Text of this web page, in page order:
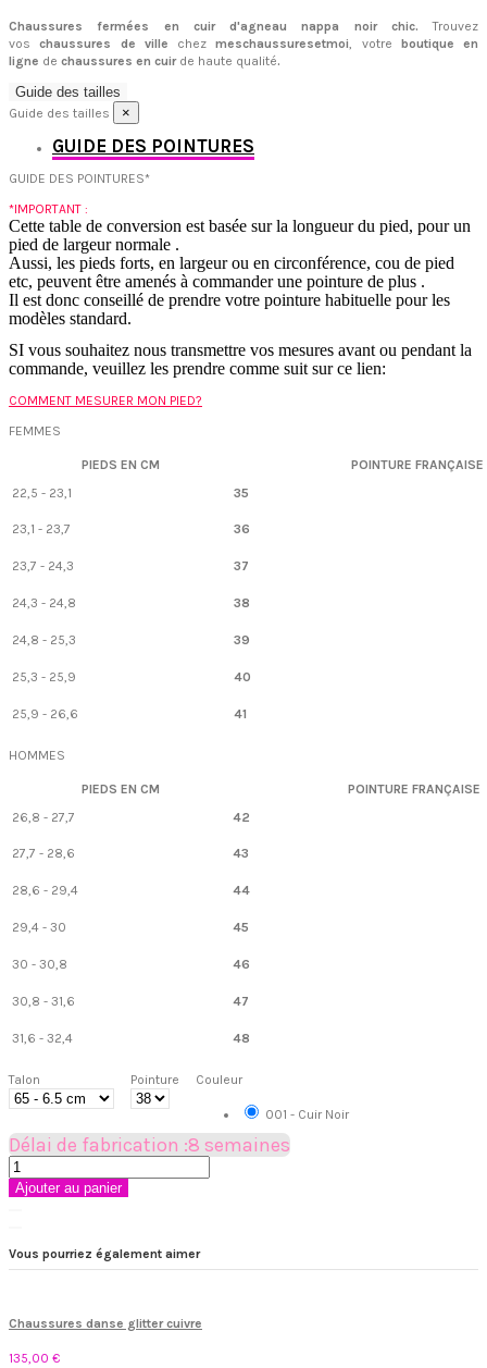
Chaussures fermées en cuir d'agneau nappa noir chic.Trouvez
voschaussures de ville chezmeschaussuresetmoi, votre boutique en
ligne de chaussures en cuirde haute qualité.
Guide des tailles
Guide des tailles ×
GUIDE DES POINTURES
GUIDE DES POINTURES*
*IMPORTANT :
Cette table de conversion est basée sur la longueur du pied, pour un
pied de largeur normale .
Aussi, les pieds forts, en largeur ou en circonférence, cou de pied
etc, peuvent être amenés à commander une pointure de plus .
Il est donc conseillé de prendre votre pointure habituelle pour les
modèles standard.
SI vous souhaitez nous transmettre vos mesures avant ou pendant la
commande, veuillez les prendre comme suit sur ce lien:
COMMENT MESURER MON PIED?
FEMMES
PIEDS EN CM
POINTURE FRANÇAISE
22,5 - 23,1
35
23,1 - 23,7 36
23,7 - 24,3 37
24,3 - 24,8 38
24,8 - 25,3 39
25,3 - 25,9 40
25,9 - 26,6 41
HOMMES
PIEDS EN CM
POINTURE FRANÇAISE
26,8 - 27,7
42
27,7 - 28,6 43
28,6 - 29,4 44
29,4 - 30 45
30 - 30,8 46
30,8 - 31,6 47
31,6 - 32,4 48
Talon Pointure Couleur
001 - Cuir Noir
Délai de fabrication :8 semaines
Ajouter au panier
Vous pourriez également aimer
Chaussures danse glitter cuivre
135,00 €